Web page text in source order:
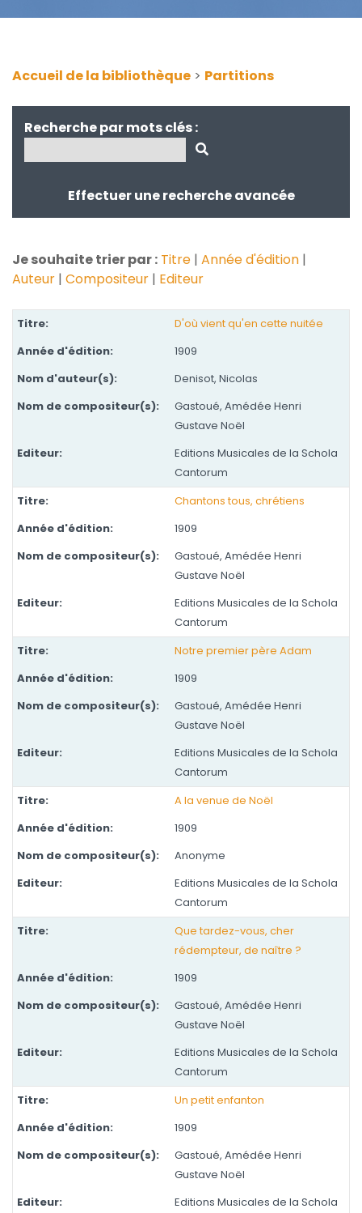
Accueil de la bibliothèque > Partitions
Recherche par mots clés :
Effectuer une recherche avancée
Je souhaite trier par : Titre | Année d'édition |
Auteur | Compositeur | Editeur
D'où vient qu'en cette nuitée
1909
Denisot, Nicolas
Gastoué, Amédée Henri
Gustave Noël
Editions Musicales de la Schola
Cantorum
Chantons tous, chrétiens
1909
Gastoué, Amédée Henri
Gustave Noël
Editions Musicales de la Schola
Cantorum
Notre premier père Adam
1909
Gastoué, Amédée Henri
Gustave Noël
Editions Musicales de la Schola
Cantorum
A la venue de Noël
1909
Anonyme
Editions Musicales de la Schola
Cantorum
Que tardez-vous, cher
rédempteur, de naître ?
1909
Gastoué, Amédée Henri
Gustave Noël
Editions Musicales de la Schola
Cantorum
Un petit enfanton
1909
Gastoué, Amédée Henri
Gustave Noël
Editions Musicales de la Schola